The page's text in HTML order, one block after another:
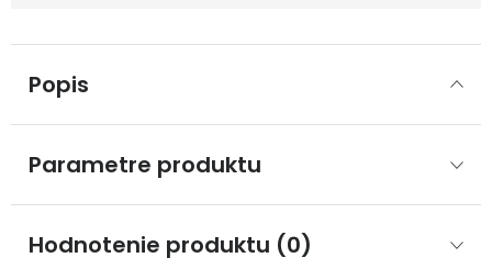
Popis
Parametre produktu
Hodnotenie produktu (0)